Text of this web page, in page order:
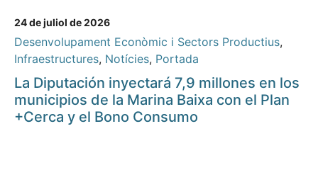
24 de juliol de 2026
Desenvolupament Econòmic i Sectors Productius,
Infraestructures, Notícies, Portada
La Diputación inyectará 7,9 millones en los
municipios de la Marina Baixa con el Plan
+Cerca y el Bono Consumo